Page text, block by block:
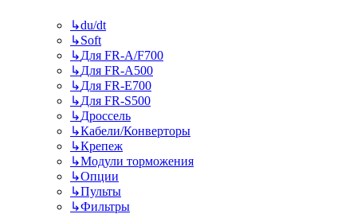
↳du/dt
↳Soft
↳Для FR-A/F700
↳Для FR-A500
↳Для FR-E700
↳Для FR-S500
↳Дроссель
↳Кабели/Конверторы
↳Крепеж
↳Модули торможения
↳Опции
↳Пульты
↳Фильтры